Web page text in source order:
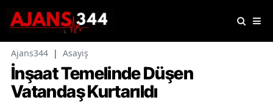
Ajans344 | Asayiş
İnşaat Temelinde Düşen
Vatandaş Kurtarıldı